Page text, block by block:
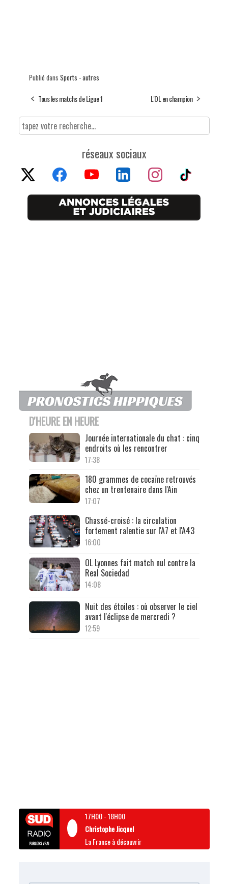
Publié dans Sports - autres
Tous les matchs de Ligue 1 L'OL en champion
réseaux sociaux
D'HEURE EN HEURE
Journée internationale du chat : cinq
endroits où les rencontrer
17:38
180 grammes de cocaïne retrouvés
chez un trentenaire dans l'Ain
17:07
Chassé-croisé : la circulation
fortement ralentie sur l'A7 et l'A43
16:00
OL Lyonnes fait match nul contre la
Real Sociedad
14:08
Nuit des étoiles : où observer le ciel
avant l'éclipse de mercredi ?
12:59
17H00-18H00
Christophe Jicquel
La France à découvrir